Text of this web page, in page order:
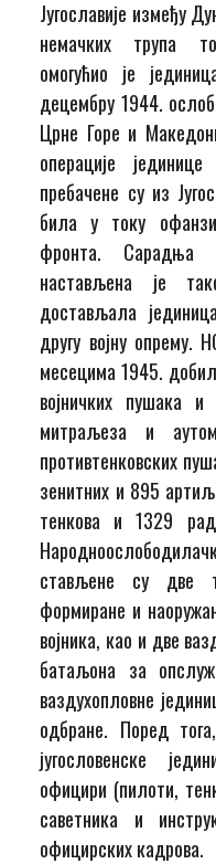
Југославије између
немачких трупа
омогућио је
децембру 1944.
Црне Горе и
операције
пребачене су из
била у току
фронта.
настављена је
достављала
другу војну опрему.
месецима 1945.
војничких пушака
митраљеза и
противтенковских
зенитних и 895
тенкова и 1329
стављене су две
формиране и
војника, као и две
батаљона за
ваздухопловне
одбране. Поред
југословенске
официри (пилоти,
саветника и
официрских кадрова.